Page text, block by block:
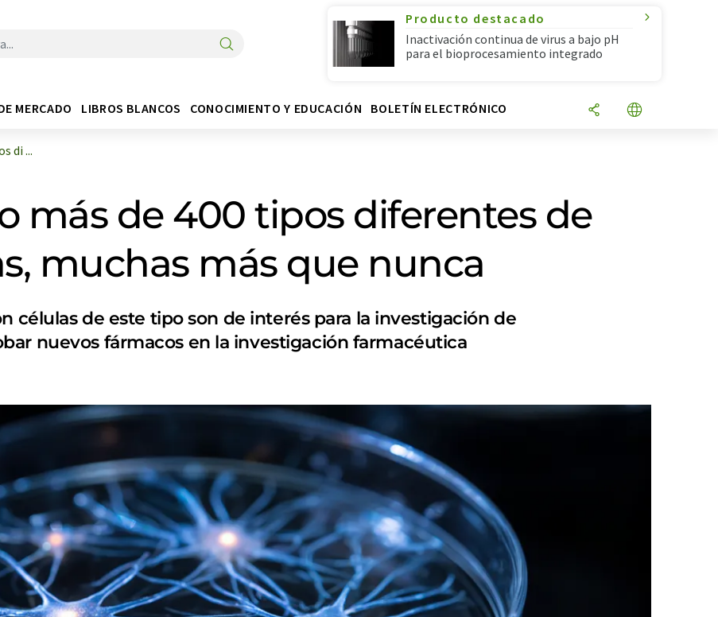
Producto destacado
Inactivación continua de virus a bajo pH
para el bioprocesamiento integrado
MERCADO LIBROS BLANCOS CONOCIMIENTO Y EDUCACIÓN BOLETÍN ELECTRÓNICO
di ...
más de 400 tipos diferentes de
muchas más que nunca
células de este tipo son de interés para la investigación de
nuevos fármacos en la investigación farmacéutica